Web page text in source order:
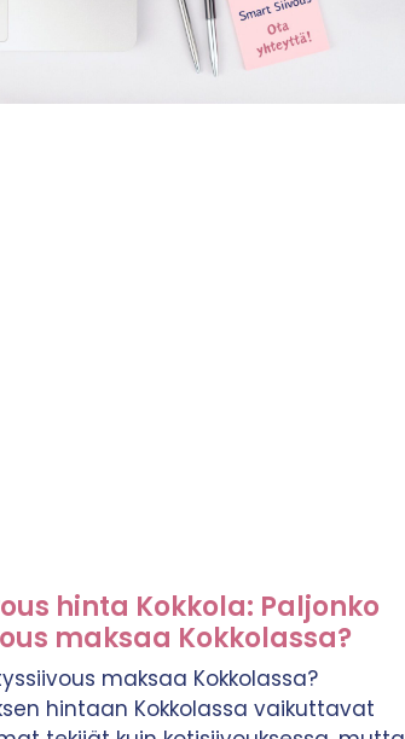
hinta Kokkola: Paljonko
maksaa Kokkolassa?
maksaa Kokkolassa?
hintaan Kokkolassa vaikuttavat